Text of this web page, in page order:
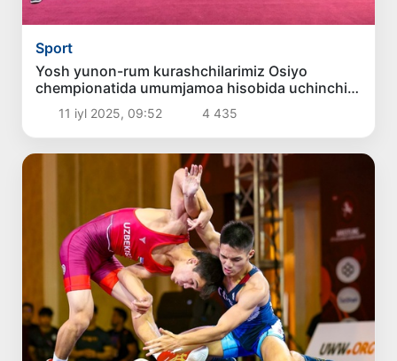
Sport
Yosh yunon-rum kurashchilarimiz Osiyo
chempionatida umumjamoa hisobida uchinchi
boʻlishdi
11 iyl 2025, 09:52 4 435